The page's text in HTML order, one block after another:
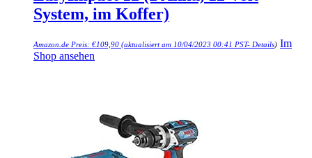
System, im Koffer)
Amazon.de Preis: €109,90 (aktualisiert am 10/04/2023 00:41 PST- Details) Im
Shop ansehen